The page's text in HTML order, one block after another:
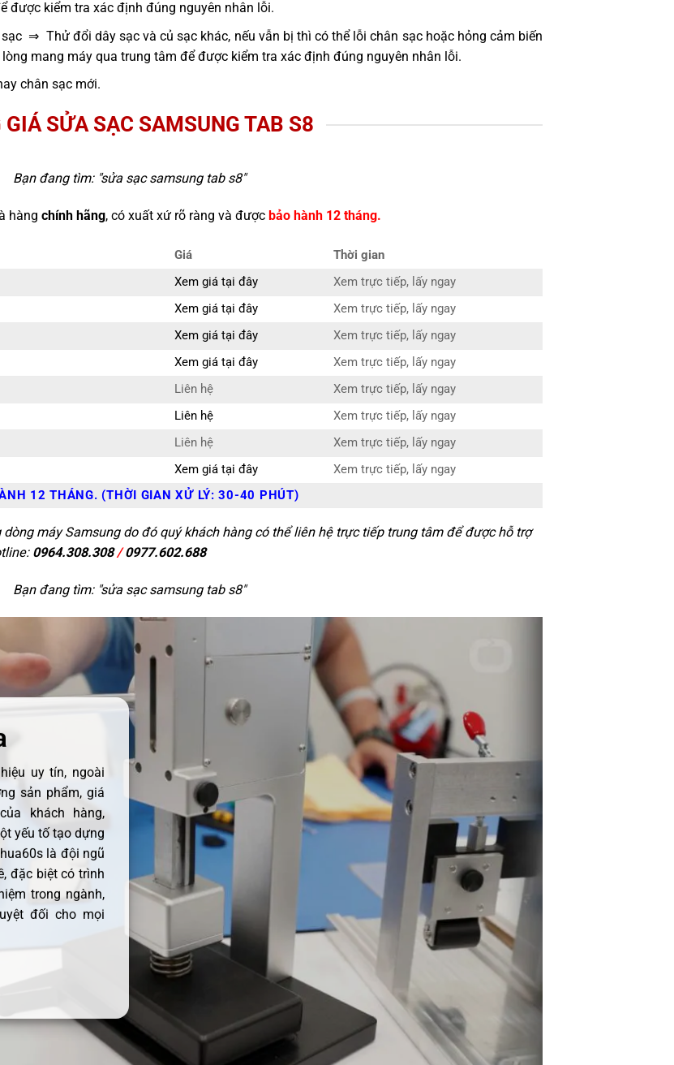
được kiểm tra xác định đúng nguyên nhân lỗi.
⇒ Thử đổi dây sạc và củ sạc khác, nếu vẫn bị thì có thể lỗi chân sạc hoặc hỏng cảm biến
mang máy qua trung tâm để được kiểm tra xác định đúng nguyên nhân lỗi.
chân sạc mới.
GIÁ SỬA SẠC SAMSUNG TAB S8
Bạn đang tìm: "sửa sạc samsung tab s8"
hàng chính hãng, có xuất xứ rõ ràng và được bảo hành 12 tháng.
Giá
Thời gian
Xem giá tại đây
Xem trực tiếp, lấy ngay
Xem giá tại đây
Xem trực tiếp, lấy ngay
Xem giá tại đây
Xem trực tiếp, lấy ngay
Xem giá tại đây
Xem trực tiếp, lấy ngay
Liên hệ
Xem trực tiếp, lấy ngay
Liên hệ
Xem trực tiếp, lấy ngay
Liên hệ
Xem trực tiếp, lấy ngay
Xem giá tại đây
Xem trực tiếp, lấy ngay
12 THÁNG. (THỜI GIAN XỬ LÝ: 30-40 PHÚT)
máy Samsung do đó quý khách hàng có thể liên hệ trực tiếp trung tâm để được hỗ trợ
0964.308.308/0977.602.688
Bạn đang tìm: "sửa sạc samsung tab s8"
uy tín, ngoài
sản phẩm, giá
khách hàng,
yếu tố tạo dựng
là đội ngũ
đặc biệt có trình
trong ngành,
đối cho mọi